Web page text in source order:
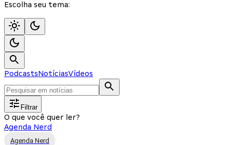
Escolha seu tema:
PodcastsNotíciasVídeos
Filtrar
O que você quer ler?
Agenda Nerd
Agenda Nerd